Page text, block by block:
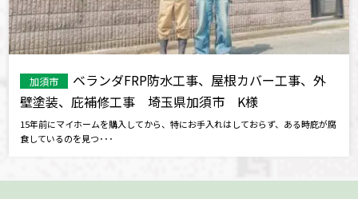
加須市
ベランダFRP防水工事、屋根カバー工事、外
壁塗装、庇補修工事 埼玉県加須市 K様
15年前にマイホームを購入してから、特にお手入れはしておらず、ある時庇が腐
食しているのを見つ･･･